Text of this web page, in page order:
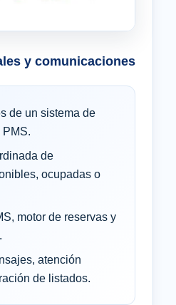
y comunicaciones
de un sistema de
de
ocupadas o
motor de reservas y
atención
de listados.